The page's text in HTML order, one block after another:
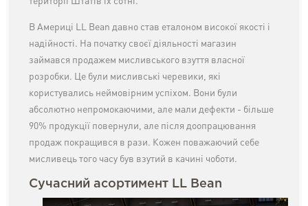
В Америці LL Bean давно став еталоном високої якості і
надійності. На початку своєї діяльності магазин
займався продажем мисливського взуття власної
розробки. Це були мисливські черевики, які
користувались неймовірним успіхом. Вони були
абсолютно непромокаючими, але мали дефекти - більше
90% продукції повернули, але після доопрацювання
продаж покращився в рази. Кожен поважаючий себе
мисливець того часу був взутий в качині чоботи.
Сучасний асортимент LL Bean